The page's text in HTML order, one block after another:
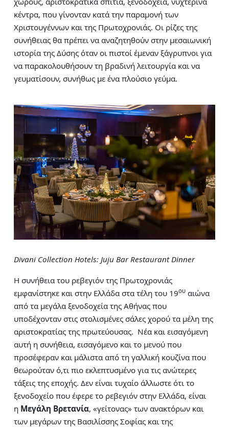
κέντρα, που γίνονταν κατά την παραμονή των
Χριστουγέννων και της Πρωτοχρονιάς. Οι ρίζες της
συνήθειας θα πρέπει να αναζητηθούν στην μεσαιωνική
ιστορία της Δύσης όταν οι πιστοί έμεναν ξάγρυπνοι για
να παρακολουθήσουν τη βραδινή λειτουργία και να
γευματίσουν, συνήθως με ένα πλούσιο γεύμα.
Divani Collection Hotels: Juju Bar Restaurant Dinner
Η συνήθεια του ρεβεγιόν της Πρωτοχρονιάς
εμφανίστηκε και στην Ελλάδα στα τέλη του 19ου αιώνα
από τα μεγάλα ξενοδοχεία της Αθήνας που
υποδέχονταν στις στολισμένες σάλες χορού τα μέλη της
αριστοκρατίας της πρωτεύουσας. Νέα και εισαγόμενη
αυτή η συνήθεια, εισαγόμενο και το μενού που
προσέφεραν και μάλιστα από τη γαλλική κουζίνα που
θεωρούταν ό,τι πιο εκλεπτυσμένο για τις ανώτερες
τάξεις της εποχής. Δεν είναι τυχαίο άλλωστε ότι το
ξενοδοχείο που έφερε το ρεβεγιόν στην Ελλάδα, είναι
η Μεγάλη Βρετανία, «γείτονας» των ανακτόρων και
των μεγάρων της Βασιλίσσης Σοφίας και της